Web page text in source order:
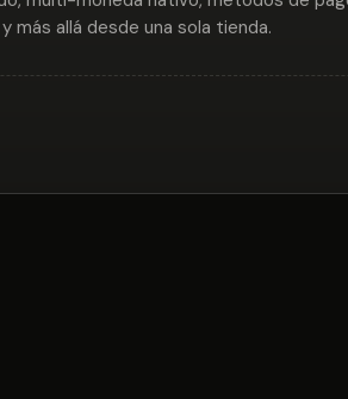
más allá desde una sola tienda.